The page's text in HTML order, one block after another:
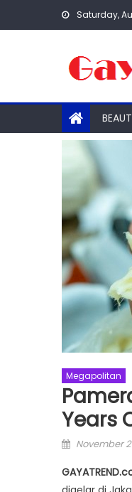
Saturday,
Megapolitan
Years
Posted
November